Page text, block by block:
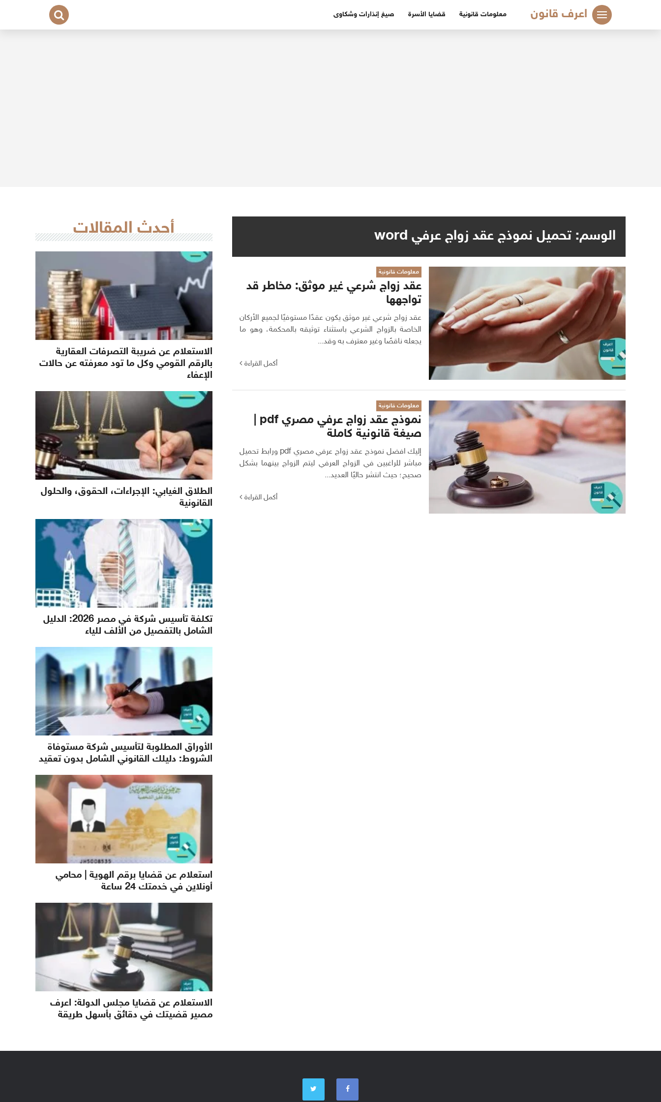
اعرف قانون معلومات قانونية قضايا الأسرة صيغ إنذارات وشكاوى
الوسم: تحميل نموذج عقد زواج عرفي word
معلومات قانونية
عقد زواج شرعي غير موثق: مخاطر قد
تواجهها
عقد زواج شرعي غير موثق يكون عقدًا مستوفيًا لجميع الأركان
الخاصة بالزواج الشرعي باستثناء توثيقه بالمحكمة، وهو ما
يجعله ناقصًا وغير معترف به وقد...
أكمل القراءة
معلومات قانونية
صيغة قانونية كاملة
إليك افضل نموذج عقد زواج عرفي مصري pdf ورابط تحميل
مباشر للراغبين في الزواج العرفي ليتم الزواج بينهما بشكل
صحيح؛ حيث انتشر حاليًا العديد...
أكمل القراءة
أحدث المقالات
الاستعلام عن ضريبة التصرفات العقارية
بالرقم القومي وكل ما تود معرفته عن حالات
الإعفاء
الطلاق الغيابي: الإجراءات، الحقوق، والحلول
القانونية
تكلفة تأسيس شركة في مصر 2026: الدليل
الشامل بالتفصيل من الألف للياء
الأوراق المطلوبة لتأسيس شركة مستوفاة
الشروط: دليلك القانوني الشامل بدون تعقيد
استعلام عن قضايا برقم الهوية | محامي
أونلاين في خدمتك 24 ساعة
الاستعلام عن قضايا مجلس الدولة: اعرف
مصير قضيتك في دقائق بأسهل طريقة